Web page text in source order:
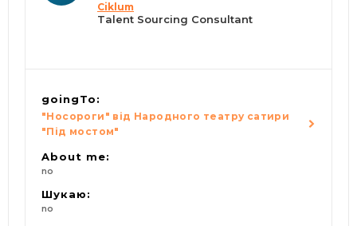
Ciklum
Talent Sourcing Consultant
goingTo:
"Носороги" від Народного театру сатири
"Під мостом"
About me:
no
Шукаю:
no